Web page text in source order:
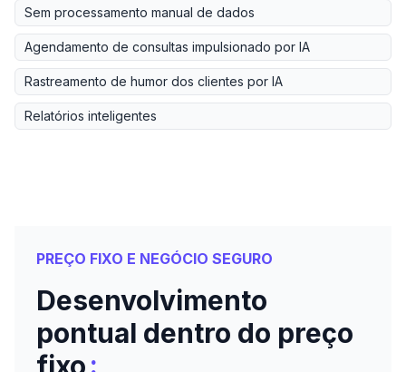
Sem processamento manual de dados
Agendamento de consultas impulsionado por IA
Rastreamento de humor dos clientes por IA
Relatórios inteligentes
PREÇO FIXO E NEGÓCIO SEGURO
Desenvolvimento
pontual dentro do preço
: